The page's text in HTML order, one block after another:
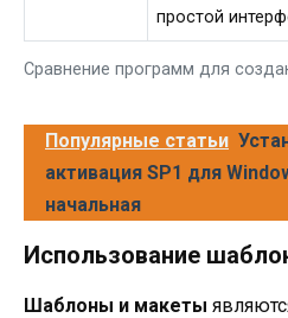
Сравнение программ для
простой
Популярные статьи
активация SP1 для
начальная
Использование
Шаблоны и макеты